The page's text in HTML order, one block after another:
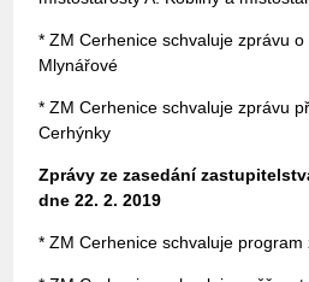
* ZM Cerhenice schvaluje zprávu o
Mlynářové
* ZM Cerhenice schvaluje zprávu
Cerhýnky
Zprávy ze zasedání
dne 22. 2. 2019
* ZM Cerhenice schvaluje program